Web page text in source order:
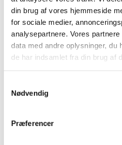
din brug af vores hjemmeside
for sociale medier,
analysepartnere. Vores
data med andre oplysninger, du
de har indsamlet fra din brug af
Nødvendig
Præferencer